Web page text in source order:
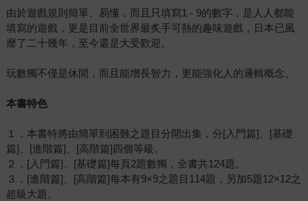
由於遊戲規則簡單、易懂，而且只填寫1 - 9的數字，是人人都能
填寫的遊戲，更是目前全世界最炙手可熱的趣味遊戲，日本已風
靡了二十幾年，至今還是大受歡迎。
玩數獨不僅是休閒，而且能增長智力，更能強化人的邏輯概念。
本書特色
１．本書特將由簡單到困難之題目分開出集，分[入門篇]、[基礎
篇]、[進階篇]、[高階篇]四個等級。
２．[入門篇]、[基礎篇]每頁2題數獨，全書共124題。
３．[進階篇]、[高階篇]每本有9×9之題目114題，另加5題12×12之
超級大題。